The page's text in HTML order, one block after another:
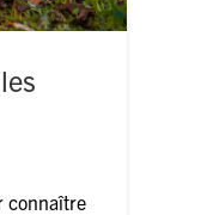
connaître